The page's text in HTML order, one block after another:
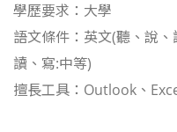
學歷要求：大學
語文條件：英文(聽、說
讀、寫:中等)
擅長工具：Outlook、